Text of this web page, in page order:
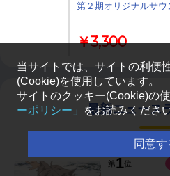
第２期オリジナルサウ
￥3,300
最新ニュース
第1位
当サイトでは、サイトの利便
(Cookie)を使用しています。
サイトのクッキー(Cookie)の
ーポリシー」
をお読みくださ
同意す